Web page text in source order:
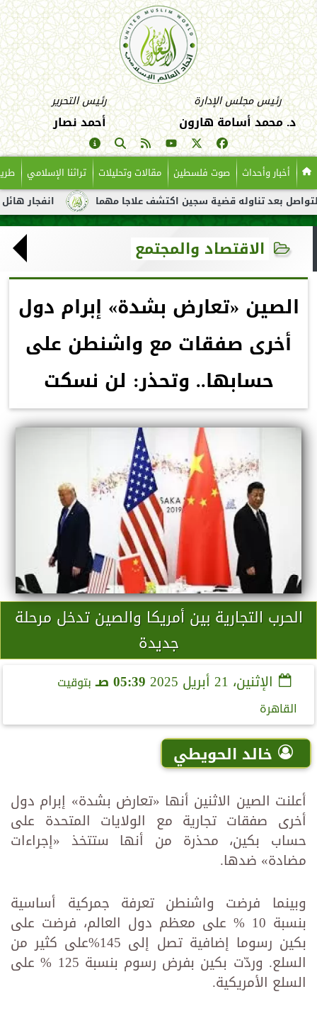
رئيس مجلس الإدارة
د. محمد أسامة هارون
رئيس التحرير
أحمد نصار
أخبار وأحداث صوت فلسطين مقالات وتحليلات تراثنا الإسلامي
انفجار هائل لناقلة نفط قضية سجين اكتشف علاجا مهما
الاقتصاد والمجتمع
الصين «تعارض بشدة» إبرام دول
أخرى صفقات مع واشنطن على
حسابها.. وتحذر: لن نسكت
الحرب التجارية بين أمريكا والصين تدخل مرحلة
جديدة
الإثنين، 21 أبريل 2025 05:39 صـ
بتوقيت
القاهرة
خالد الحويطي
أعلنت الصين الاثنين أنها «تعارض بشدة» إبرام دول
أخرى صفقات تجارية مع الولايات المتحدة على
حساب بكين، محذرة من أنها ستتخذ «إجراءات
مضادة» ضدها.
وبينما فرضت واشنطن تعرفة جمركية أساسية
بنسبة 10 % على معظم دول العالم، فرضت على
بكين رسوما إضافية تصل إلى 145%على كثير من
السلع. وردّت بكين بفرض رسوم بنسبة 125 % على
السلع الأمريكية.